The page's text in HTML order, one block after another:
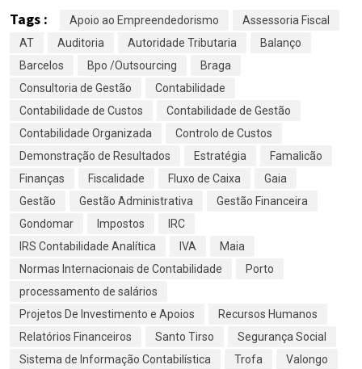
Tags : Apoio ao Empreendedorismo
Assessoria Fiscal
AT
Auditoria Autoridade Tributaria
Balanço
Barcelos
Bpo /Outsourcing
Braga
Consultoria de Gestão
Contabilidade
Contabilidade de Custos
Contabilidade de Gestão
Contabilidade Organizada
Controlo de Custos
Demonstração de Resultados
Estratégia
Famalicão
Finanças
Fiscalidade Fluxo de Caixa
Gaia
Gestão
Gestão Administrativa
Gestão Financeira
Gondomar
Impostos
IRC
IRS Contabilidade Analítica
IVA
Maia
Normas Internacionais de Contabilidade
Porto
processamento de salários
Projetos De Investimento e Apoios
Recursos Humanos
Relatórios Financeiros
Santo Tirso
Segurança Social
Sistema de Informação Contabilística
Trofa
Valongo